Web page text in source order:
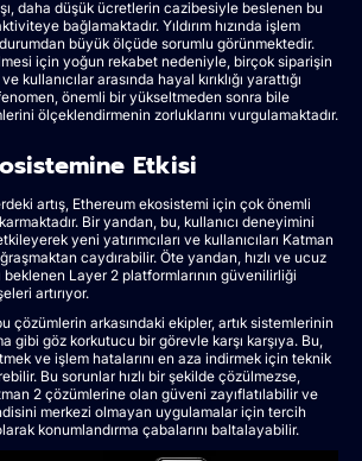
daha düşük ücretlerin cazibesiyle beslenen bu
bağlamaktadır. Yıldırım hızında işlem
büyük ölçüde sorumlu görünmektedir.
için yoğun rekabet nedeniyle, birçok siparişin
kullanıcılar arasında hayal kırıklığı yarattığı
önemli bir yükseltmeden sonra bile
ölçeklendirmenin zorluklarını vurgulamaktadır.
Etkisi
artış, Ethereum ekosistemi için çok önemli
Bir yandan, bu, kullanıcı deneyimini
yeni yatırımcıları ve kullanıcıları Katman
caydırabilir. Öte yandan, hızlı ve ucuz
beklenen Layer 2 platformlarının güvenilirliği
artırıyor.
çözümlerin arkasındaki ekipler, artık sistemlerinin
gibi göz korkutucu bir görevle karşı karşıya. Bu,
ve işlem hatalarını en aza indirmek için teknik
Bu sorunlar hızlı bir şekilde çözülmezse,
2 çözümlerine olan güveni zayıflatılabilir ve
merkezi olmayan uygulamalar için tercih
konumlandırma çabalarını baltalayabilir.